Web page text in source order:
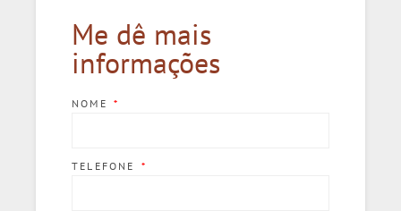
Me dê mais
informações
NOME
TELEFONE